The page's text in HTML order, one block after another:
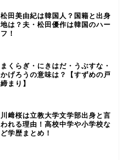
松田美由紀は韓国人？国籍と出身
地は？夫・松田優作は韓国のハー
フ！
まくらぎ・にきはだ・うぶすな・
かげろうの意味は？【すずめの戸
締まり】
川﨑桜は立教大学文学部出身と言
われる理由！高校中学や小学校な
ど学歴まとめ！